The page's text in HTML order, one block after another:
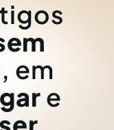
, em
e